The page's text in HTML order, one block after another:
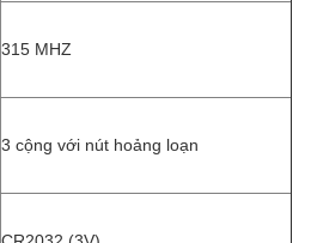
315 MHZ
3 cộng với nút hoảng loạn